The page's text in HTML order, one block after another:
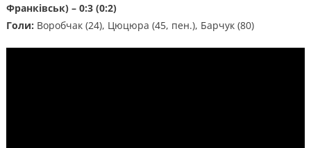
Франківськ) – 0:3 (0:2)
Голи: Воробчак (24), Цюцюра (45, пен.), Барчук (80)